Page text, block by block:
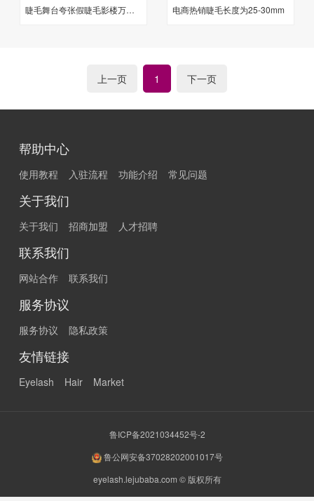
睫毛舞台夸张假睫毛影楼万圣
电商热销睫毛长度为25-30mm
上一页 1 下一页
帮助中心
使用教程 入驻流程 功能介绍 常见问题
关于我们
关于我们 招商加盟 人才招聘
联系我们
网站合作 联系我们
服务协议
服务协议 隐私政策
友情链接
Eyelash Hair Market
鲁ICP备2021034452号-2
鲁公网安备37028202001017号
eyelash.lejubaba.com © 版权所有